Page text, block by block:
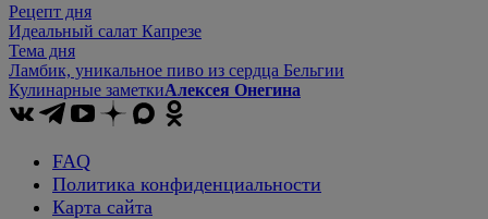
Рецепт дня
Идеальный салат Капрезе
Тема дня
Ламбик, уникальное пиво из сердца Бельгии
Кулинарные заметкиАлексея Онегина
FAQ
Политика конфиденциальности
Карта сайта